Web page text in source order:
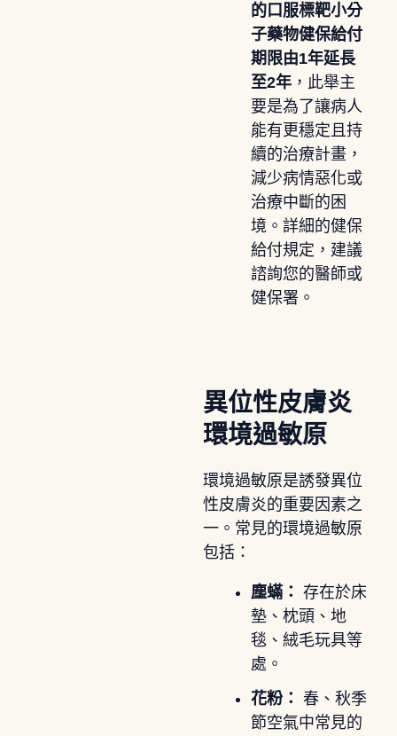
的口服標靶小分
子藥物健保給付
期限由1年延長
至2年，此舉主
要是為了讓病人
能有更穩定且持
續的治療計畫，
減少病情惡化或
治療中斷的困
境。詳細的健保
給付規定，建議
諮詢您的醫師或
健保署。
異位性皮膚炎
環境過敏原
環境過敏原是誘發異位
性皮膚炎的重要因素之
一。常見的環境過敏原
包括：
塵蟎： 存在於床
墊、枕頭、地
毯、絨毛玩具等
處。
花粉： 春、秋季
節空氣中常見的